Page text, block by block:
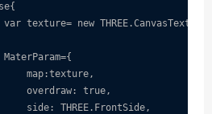
texture= new
map:texture,
overdraw: true,
side: THREE.FrontSide,